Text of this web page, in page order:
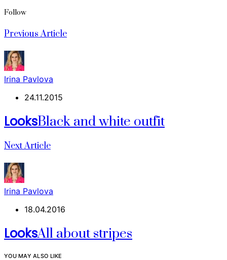
Follow
Previous Article
Irina Pavlova
24.11.2015
LooksBlack and white outfit
Next Article
Irina Pavlova
18.04.2016
LooksAll about stripes
YOU MAY ALSO LIKE